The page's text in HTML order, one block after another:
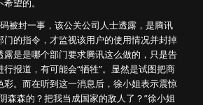
望的。
封一事，该公关公司人士透露，是腾讯
门的指令，才监视该用户的使用情况并封掉
露是是哪个部门要求腾讯这么做的，只是告
报道，有可能会“牺牲”。显然是试图把商
彩。而在听到这一消息后，徐小姐表示震惊
森森的？把我当成国家的敌人了？”徐小姐